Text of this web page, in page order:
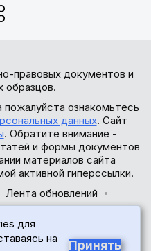
правовых документов и
образцов.
ознакомьтесь
данных. Сайт
. Обратите внимание -
и формы документов
материалов сайта
активной гиперссылки.
Лента обновлений
для
на
Принять